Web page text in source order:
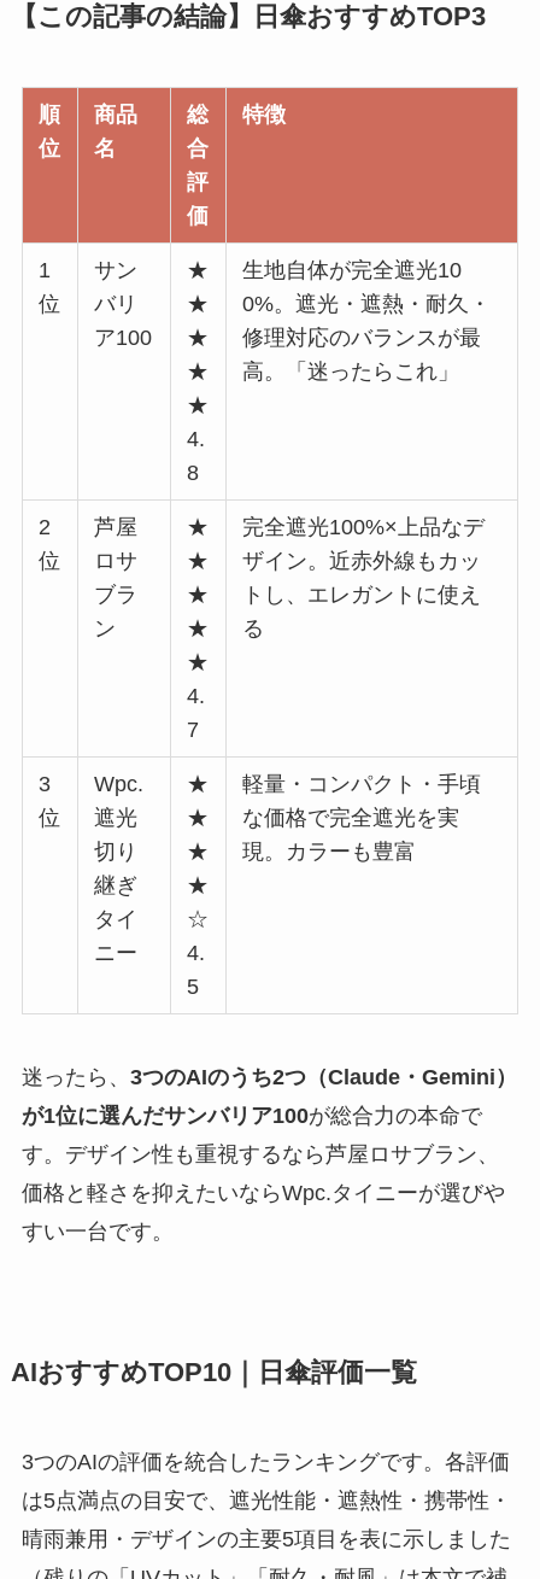
【この記事の結論】日傘おすすめTOP3
順
位
商品
名
総
合
評
価
特徴
1
位
サン
バリ
ア100
★
★
★
★
★
4.
8
生地自体が完全遮光10
0%。遮光・遮熱・耐久・
修理対応のバランスが最
高。「迷ったらこれ」
2
位
芦屋
ロサ
ブラ
ン
★
★
★
★
★
4.
7
完全遮光100%×上品なデ
ザイン。近赤外線もカッ
トし、エレガントに使え
る
3
位
Wpc.
遮光
切り
継ぎ
タイ
ニー
★
★
★
★
☆
4.
5
軽量・コンパクト・手頃
な価格で完全遮光を実
現。カラーも豊富
迷ったら、 3つのAIのうち2つ（Claude・Gemini）
が1位に選んだサンバリア100が総合力の本命で
す。デザイン性も重視するなら芦屋ロサブラン、
価格と軽さを抑えたいならWpc.タイニーが選びや
すい一台です。
AIおすすめTOP10｜日傘評価一覧
3つのAIの評価を統合したランキングです。各評価
は5点満点の目安で、遮光性能・遮熱性・携帯性・
晴雨兼用・デザインの主要5項目を表に示しました